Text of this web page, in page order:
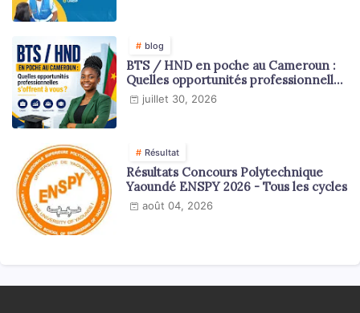
blog
BTS / HND en poche au Cameroun :
Quelles opportunités professionnelles
s'offrent à vous ?
juillet 30, 2026
Résultat
Résultats Concours Polytechnique
Yaoundé ENSPY 2026 - Tous les cycles
août 04, 2026